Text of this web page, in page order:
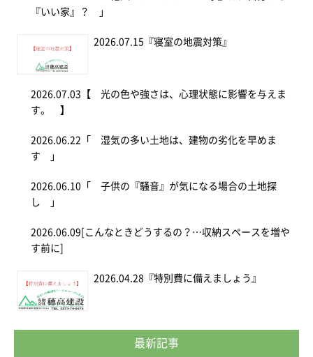
『いい家』？ 」
2026.07.15 『寝室の地震対策』
2026.07.03 【 光の色や強さは、心理状態に影響を与えま
す。 】
2026.06.22 「 湿気の多い土地は、建物の劣化を早めま
す 」
2026.06.10 「 子供の『騒音』が気になる場合の土地探
し 」
2026.06.09 [こんなときどうするの？…収納スペースを増や
す前に]
2026.04.28 『特別費に備えましょう』
最新記事